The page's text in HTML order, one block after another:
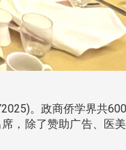
。政商侨学界共
，除了赞助广告、医